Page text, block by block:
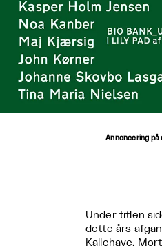
Annoncering på
Under titlen
dette års
Kallehave,